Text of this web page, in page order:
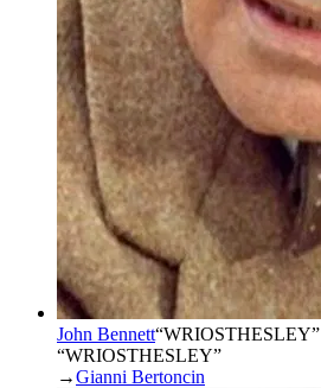
John Bennett“WRIOSTHESLEY”
“WRIOSTHESLEY”
→Gianni Bertoncin